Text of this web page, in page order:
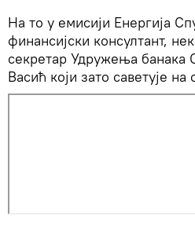
На то у емисији Енергија
финансијски консултант,
секретар Удружења банака
Васић који зато саветује